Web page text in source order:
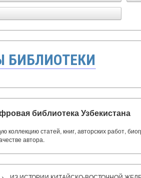
БИБЛИОТЕКИ
библиотека Узбекистана
коллекцию статей, книг, авторских работ,
автора.